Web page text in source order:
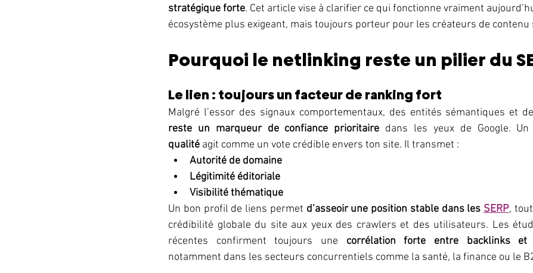
stratégique forte. Cet article vise à clarifier ce qui fonctionne vraiment
écosystème plus exigeant, mais toujours porteur pour les créateurs de contenu
Pourquoi le netlinking reste un pilier du
Le lien : toujours un facteur de ranking fort
Malgré l’essor des signaux comportementaux, des entités sémantiques et de
reste un marqueur de confiance prioritaire dans les yeux de Google.
qualité agit comme un vote crédible envers ton site. Il transmet :
Autorité de domaine
Légitimité éditoriale
Visibilité thématique
Un bon profil de liens permet d’asseoir une position stable dans les SERP,
crédibilité globale du site aux yeux des crawlers et des utilisateurs. Les
récentes confirment toujours une corrélation forte entre backlinks et
notamment dans les secteurs concurrentiels comme la santé, la finance ou le